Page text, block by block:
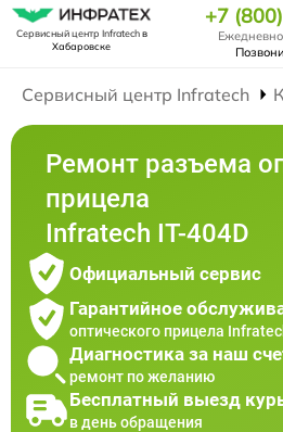
Сервисный центр Infratechв
Хабаровске
+7
Сервисный центр Infratech
Ремонт разъема
прицела
Infratech IT-404D
Официальный сервис
Гарантийное
оптического прицела
Диагностика за наш
ремонт по желанию
Бесплатный выезд
в день обращения